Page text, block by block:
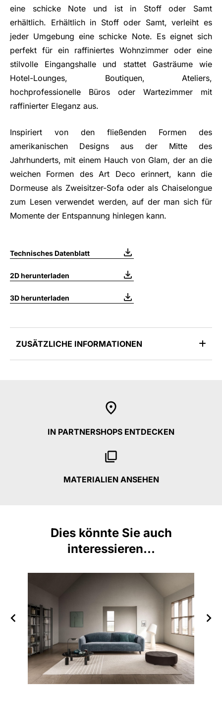
eine schicke Note und ist in Stoff oder Samt
erhältlich. Erhältlich in Stoff oder Samt, verleiht es
jeder Umgebung eine schicke Note. Es eignet sich
perfekt für ein raffiniertes Wohnzimmer oder eine
stilvolle Eingangshalle und stattet Gasträume wie
Hotel-Lounges, Boutiquen, Ateliers,
hochprofessionelle Büros oder Wartezimmer mit
raffinierter Eleganz aus.
Inspiriert von den fließenden Formen des
amerikanischen Designs aus der Mitte des
Jahrhunderts, mit einem Hauch von Glam, der an die
weichen Formen des Art Deco erinnert, kann die
Dormeuse als Zweisitzer-Sofa oder als Chaiselongue
zum Lesen verwendet werden, auf der man sich für
Momente der Entspannung hinlegen kann.
Technisches Datenblatt
2D herunterladen
3D herunterladen
ZUSÄTZLICHE INFORMATIONEN
IN PARTNERSHOPS ENTDECKEN
MATERIALIEN ANSEHEN
Dies könnte Sie auch
interessieren...